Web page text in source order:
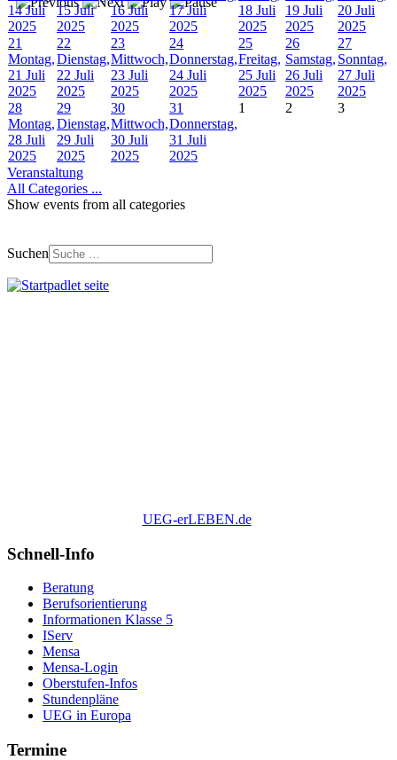
14 Juli
2025
15 Juli
2025
16 Juli
2025
17 Juli
2025
18 Juli
2025
19 Juli
2025
20 Juli
2025
21
Montag,
21 Juli
2025
22
Dienstag,
22 Juli
2025
23
Mittwoch,
23 Juli
2025
24
Donnerstag,
24 Juli
2025
25
Freitag,
25 Juli
2025
26
Samstag,
26 Juli
2025
27
Sonntag,
27 Juli
2025
28
Montag,
28 Juli
2025
29
Dienstag,
29 Juli
2025
30
Mittwoch,
30 Juli
2025
31
Donnerstag,
31 Juli
2025
1 2 3
Veranstaltung
All Categories ...
Show events from all categories
Suchen
UEG-erLEBEN.de
Schnell-Info
Beratung
Berufsorientierung
Informationen Klasse 5
IServ
Mensa
Mensa-Login
Oberstufen-Infos
Stundenpläne
UEG in Europa
Termine